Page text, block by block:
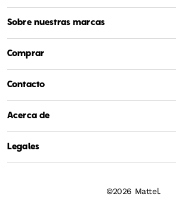
Sobre nuestras marcas
Comprar
Contacto
Acerca de
Legales
©2026 Mattel.